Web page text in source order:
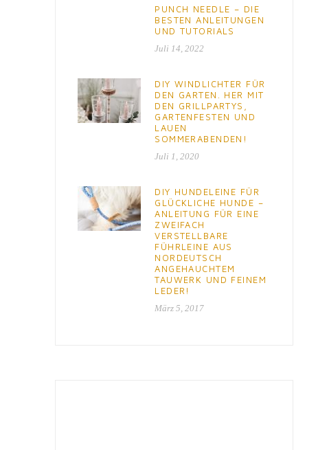
PUNCH NEEDLE – DIE
BESTEN ANLEITUNGEN
UND TUTORIALS
Juli 14, 2022
DIY WINDLICHTER FÜR
DEN GARTEN. HER MIT
DEN GRILLPARTYS,
GARTENFESTEN UND
LAUEN
SOMMERABENDEN!
Juli 1, 2020
DIY HUNDELEINE FÜR
GLÜCKLICHE HUNDE –
ANLEITUNG FÜR EINE
ZWEIFACH
VERSTELLBARE
FÜHRLEINE AUS
NORDEUTSCH
ANGEHAUCHTEM
TAUWERK UND FEINEM
LEDER!
März 5, 2017